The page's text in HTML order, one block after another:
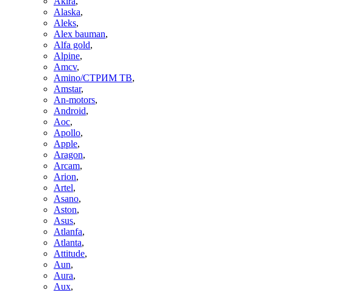
Alaska,
Aleks,
Alex bauman,
Alfa gold,
Alpine,
Amcv,
Amino/СТРИМ ТВ,
Amstar,
An-motors,
Android,
Aoc,
Apollo,
Apple,
Aragon,
Arcam,
Arion,
Artel,
Asano,
Aston,
Asus,
Atlanfa,
Atlanta,
Attitude,
Aun,
Aura,
Aux,